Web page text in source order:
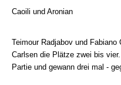
Caoili und Aronian
Teimour Radjabov und
Carlsen die Plätze zwei bis
Partie und gewann drei mal -